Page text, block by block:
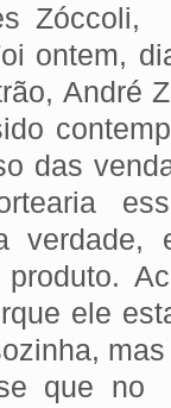
ontem,
André
das
ele
que no